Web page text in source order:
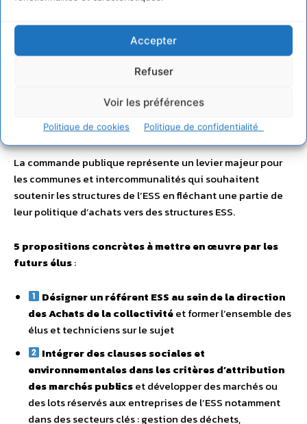
Accepter
Refuser
Voir les préférences
Politique de cookies Politique de confidentialité
Valoriser et mettre en lumière les acteurs de
l’ESS dans la communicationet la programmation
évènementielle de la collectivité
des achats et prestations de services
responsables
La commande publique représente un levier majeur pour
les communes et intercommunalités qui souhaitent
soutenir les structures de l’ESS en fléchant une partie de
leur politique d’achats vers des structures ESS.
5 propositions concrètes à mettre en œuvre par les
futurs élus:
Désigner un référent ESS au sein de la direction
des Achats de la collectivitéet former l’ensemble des
élus et techniciens sur le sujet
Intégrer des clauses sociales et
environnementales dans les critères d’attribution
des marchés publicset développer des marchés ou
des lots réservés aux entreprises de l’ESS notamment
dans des secteurs clés : gestion des déchets,